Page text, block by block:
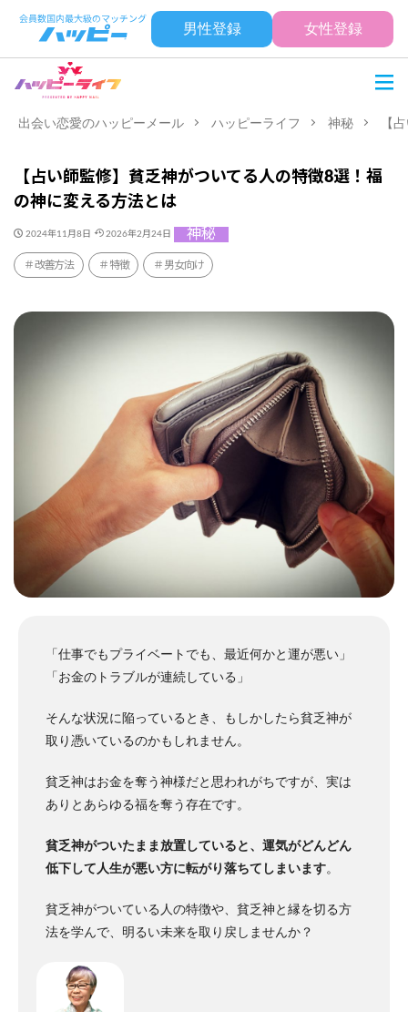
男性登録 女性登録
出会い恋愛のハッピーメール ハッピーライフ 神秘 【
【占い師監修】貧乏神がついてる人の特徴8選！福
の神に変える方法とは
2024年11月8日 2026年2月24日 神秘
改善方法 特徴 男女向け
「仕事でもプライベートでも、最近何かと運が悪い」
「お金のトラブルが連続している」
そんな状況に陥っているとき、もしかしたら貧乏神が
取り憑いているのかもしれません。
貧乏神はお金を奪う神様だと思われがちですが、実は
ありとあらゆる福を奪う存在です。
貧乏神がついたまま放置していると、運気がどんどん
低下して人生が悪い方に転がり落ちてしまいます。
貧乏神がついている人の特徴や、貧乏神と縁を切る方
法を学んで、明るい未来を取り戻しませんか？